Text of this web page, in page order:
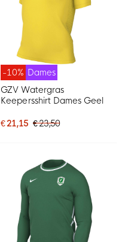
-10% Dames
GZV Watergras
Keepersshirt Dames Geel
€ 21,15 € 23,50